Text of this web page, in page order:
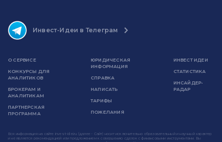
Инвест-Идеи в Телеграм
О СЕРВИСЕ
КОНКУРСЫ ДЛЯ
АНАЛИТИКОВ
БРОКЕРАМ И
АНАЛИТИКАМ
ПАРТНЕРСКАЯ
ПРОГРАММА
ЮРИДИЧЕСКАЯ
ИНФОРМАЦИЯ
СПРАВКА
НАПИСАТЬ
ТАРИФЫ
ПОЖЕЛАНИЯ
ИНВЕСТ ИДЕИ
СТАТИСТИКА
ИНСАЙДЕР-
РАДАР
Вся информация на сайте invest-idei.ru (далее - Сайт) носит исключительно образовательный и научный характер
и не является рекомендацией или предложением к совершению сделок с финансовыми инструментами. Вы